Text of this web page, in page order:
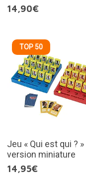
14,90€
TOP 50
Jeu « Qui est qui ? »
version miniature
14,95€